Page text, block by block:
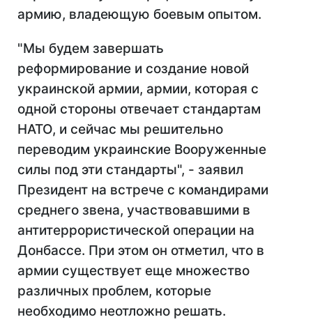
армию, владеющую боевым опытом.
"Мы будем завершать
реформирование и создание новой
украинской армии, армии, которая с
одной стороны отвечает стандартам
НАТО, и сейчас мы решительно
переводим украинские Вооруженные
силы под эти стандарты", - заявил
Президент на встрече с командирами
среднего звена, участвовавшими в
антитеррористической операции на
Донбассе. При этом он отметил, что в
армии существует еще множество
различных проблем, которые
необходимо неотложно решать.